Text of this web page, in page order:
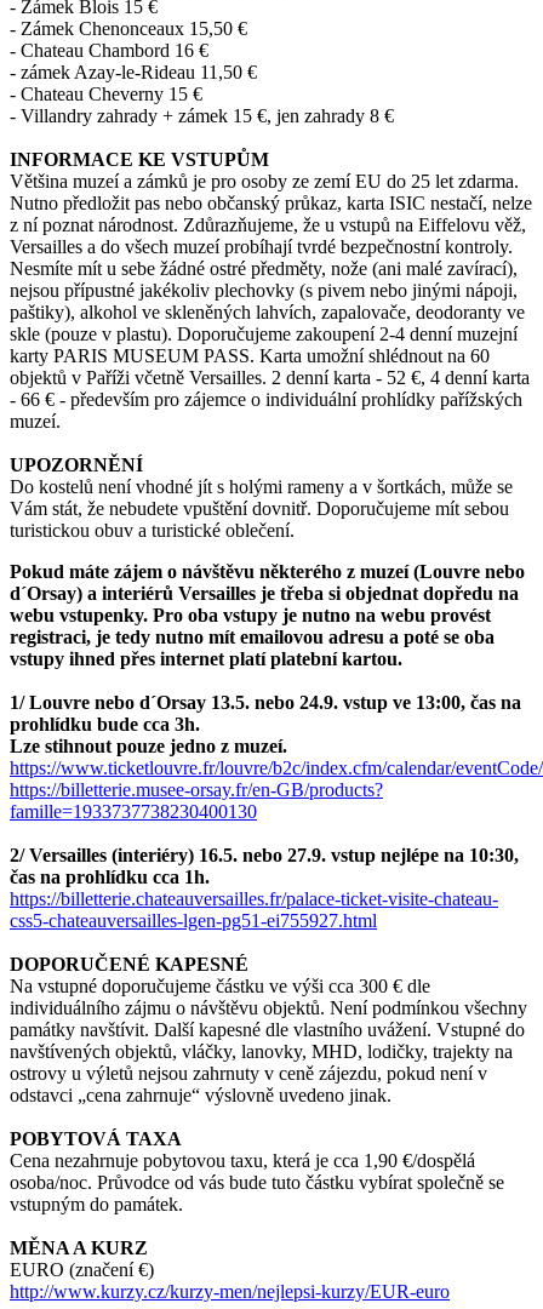
- Zámek Blois 15 €
- Zámek Chenonceaux 15,50 €
- Chateau Chambord 16 €
- zámek Azay-le-Rideau 11,50 €
- Chateau Cheverny 15 €
- Villandry zahrady + zámek 15 €, jen zahrady 8 €
INFORMACE KE VSTUPŮM
Většina muzeí a zámků je pro osoby ze zemí EU do 25 let zdarma.
Nutno předložit pas nebo občanský průkaz, karta ISIC nestačí, nelze
z ní poznat národnost. Zdůrazňujeme, že u vstupů na Eiffelovu věž,
Versailles a do všech muzeí probíhají tvrdé bezpečnostní kontroly.
Nesmíte mít u sebe žádné ostré předměty, nože (ani malé zavírací),
nejsou přípustné jakékoliv plechovky (s pivem nebo jinými nápoji,
paštiky), alkohol ve skleněných lahvích, zapalovače, deodoranty ve
skle (pouze v plastu). Doporučujeme zakoupení 2-4 denní muzejní
karty PARIS MUSEUM PASS. Karta umožní shlédnout na 60
objektů v Paříži včetně Versailles. 2 denní karta - 52 €, 4 denní karta
- 66 € - především pro zájemce o individuální prohlídky pařížských
muzeí.
UPOZORNĚNÍ
Do kostelů není vhodné jít s holými rameny a v šortkách, může se
Vám stát, že nebudete vpuštění dovnitř. Doporučujeme mít sebou
turistickou obuv a turistické oblečení.
Pokud máte zájem o návštěvu některého z muzeí (Louvre nebo
d´Orsay) a interiérů Versailles je třeba si objednat dopředu na
webu vstupenky. Pro oba vstupy je nutno na webu provést
registraci, je tedy nutno mít emailovou adresu a poté se oba
vstupy ihned přes internet platí platební kartou.
1/ Louvre nebo d´Orsay 13.5. nebo 24.9. vstup ve 13:00, čas na
prohlídku bude cca 3h.
Lze stihnout pouze jedno z muzeí.
https://www.ticketlouvre.fr/louvre/b2c/index.cfm/calendar/
https://billetterie.musee-orsay.fr/en-GB/products?
famille=1933737738230400130
2/ Versailles (interiéry) 16.5. nebo 27.9. vstup nejlépe na 10:30,
čas na prohlídku cca 1h.
https://billetterie.chateauversailles.fr/palace-ticket-visite-chateau-
css5-chateauversailles-lgen-pg51-ei755927.html
DOPORUČENÉ KAPESNÉ
Na vstupné doporučujeme částku ve výši cca 300 € dle
individuálního zájmu o návštěvu objektů. Není podmínkou všechny
památky navštívit. Další kapesné dle vlastního uvážení. Vstupné do
navštívených objektů, vláčky, lanovky, MHD, lodičky, trajekty na
ostrovy u výletů nejsou zahrnuty v ceně zájezdu, pokud není v
odstavci „cena zahrnuje“ výslovně uvedeno jinak.
POBYTOVÁ TAXA
Cena nezahrnuje pobytovou taxu, která je cca 1,90 €/dospělá
osoba/noc. Průvodce od vás bude tuto částku vybírat společně se
vstupným do památek.
MĚNA A KURZ
EURO (značení €)
http://www.kurzy.cz/kurzy-men/nejlepsi-kurzy/EUR-euro